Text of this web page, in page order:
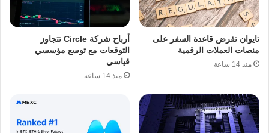
تايوان تفرض قاعدة السفر على
منصات العملات الرقمية
منذ 14 ساعة
أرباح شركة Circle تتجاوز
التوقعات مع توسع مؤسسي
قياسي
منذ 14 ساعة